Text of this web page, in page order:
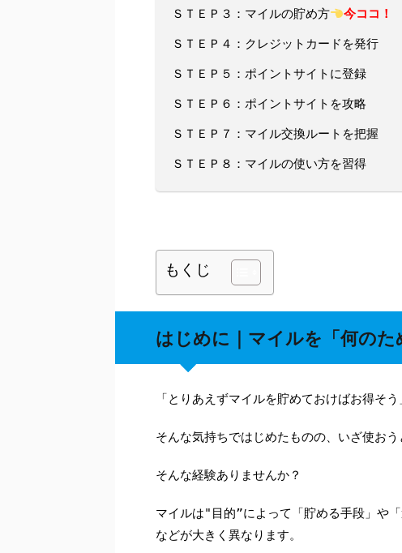
ＳＴＥＰ３ ：マイルの貯め方 今ココ！
ＳＴＥＰ４：クレジットカードを発行
ＳＴＥＰ５：ポイントサイトに登録
ＳＴＥＰ６：ポイントサイトを攻略
ＳＴＥＰ７：マイル交換ルートを把握
ＳＴＥＰ８：マイルの使い方を習得
もくじ
はじめに｜マイルを「何のた
「とりあえずマイルを貯めておけばお得そう
そんな気持ちではじめたものの、いざ使おう
そんな経験ありませんか？
マイルは"目的”によって「貯める手段」や
などが大きく異なります。